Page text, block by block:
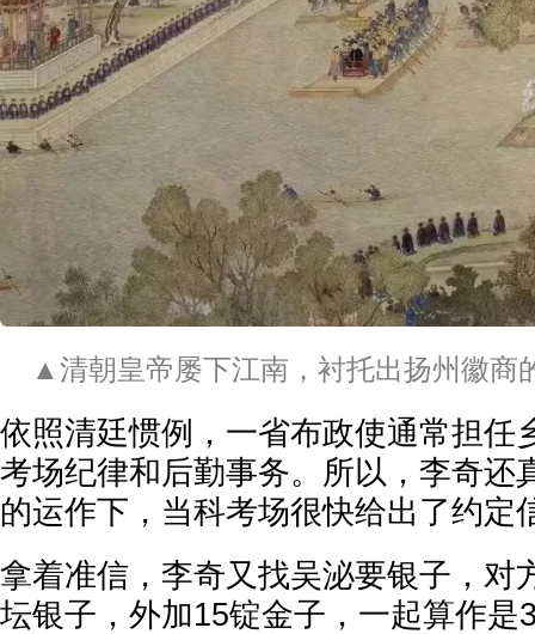
▲清朝皇帝屡下江南，衬托出扬州徽商
依照清廷惯例，一省布政使通常担任
考场纪律和后勤事务。所以，李奇还
的运作下，当科考场很快给出了约定
拿着准信，李奇又找吴泌要银子，对
坛银子，外加15锭金子，一起算作是